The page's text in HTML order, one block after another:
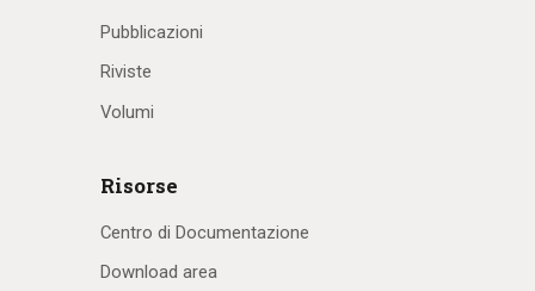
Pubblicazioni
Riviste
Volumi
Risorse
Centro di Documentazione
Download area